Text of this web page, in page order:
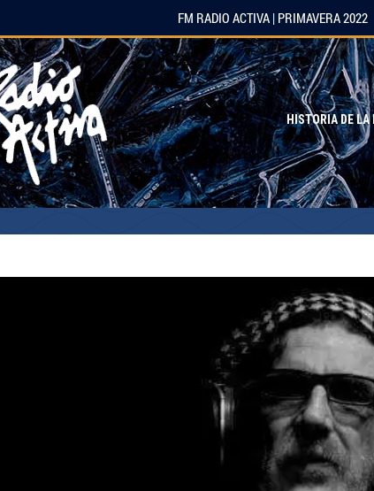
HISTORIA DE LA
FM RADIO ACTIVA | PRIMAVERA 2022